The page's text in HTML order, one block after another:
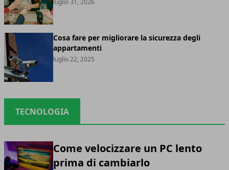
luglio 31, 2026
Cosa fare per migliorare la sicurezza degli
appartamenti
luglio 22, 2025
TECNOLOGIA
Come velocizzare un PC lento
prima di cambiarlo